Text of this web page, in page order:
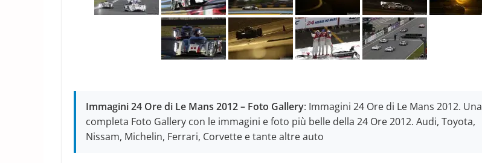
Immagini 24 Ore di Le Mans 2012 – Foto Gallery: Immagini 24 Ore di Le Mans 2012. Una
completa Foto Gallery con le immagini e foto più belle della 24 Ore 2012. Audi, Toyota,
Nissam, Michelin, Ferrari, Corvette e tante altre auto